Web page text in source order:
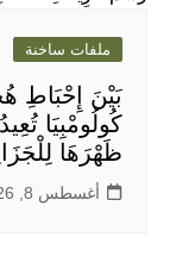
ملفات ساخنة
بَيْنَ إِحْبَاطِ
كُولُومْبِيَا
ظَهْرَهَا
أغسطس 8, 2026